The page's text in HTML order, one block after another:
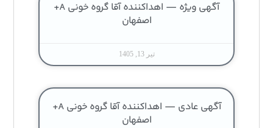
آگهی ویژه — اهداکننده آقا گروه خونی A+
اصفهان
تیر 13, 1405
آگهی عادی — اهداکننده آقا گروه خونی A+
اصفهان